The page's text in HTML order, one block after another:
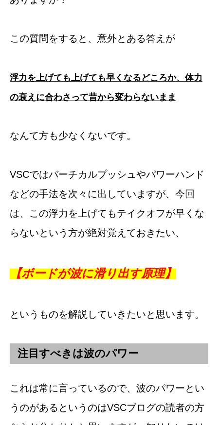
この質問をすると、意外とある答えが
浮力を上げても上げても早くなるどころか、体力
の衰えに合わさって昔から変わらないまま
なんて方も少なくないです。
VSCではバーチカルプッシュやパワーハンド
などの手法を次々に出していますが、今回
は、この浮力を上げてもテイクオフが早くな
らないという方が絶対覚えておきたい、
【ボードが波に滑り出す原理】
というものを解説していきたいと思います。
注目すべきは波のパワー
これは常に言っているので、波のパワーとい
うのがあるというのはVSCブログの読者の方